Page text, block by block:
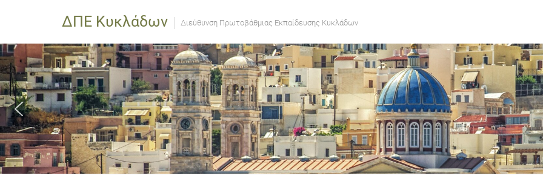
ΔΠΕ Κυκλάδων Διεύθυνση Πρωτοβάθμιας Εκπαίδευσης Κυκλάδων